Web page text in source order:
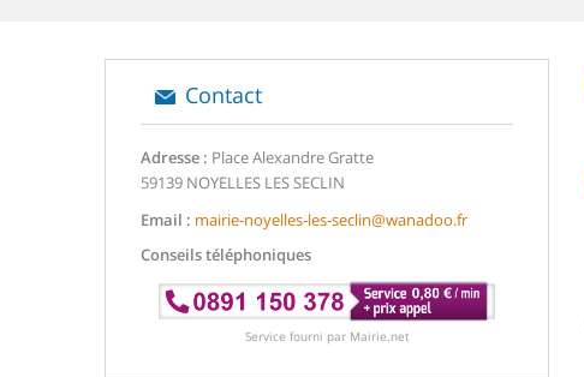
Contact
Adresse : Place Alexandre Gratte
59139 NOYELLES LES SECLIN
Email : mairie-noyelles-les-seclin@wanadoo.fr
Conseils téléphoniques
Service fourni par Mairie.net